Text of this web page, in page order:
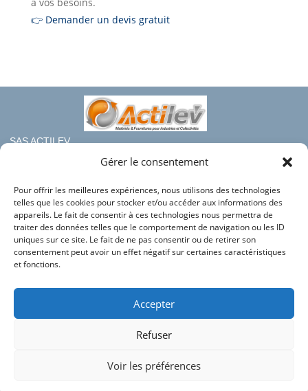
Gérer le consentement
Pour offrir les meilleures expériences, nous utilisons des technologies
telles que les cookies pour stocker et/ou accéder aux informations des
appareils. Le fait de consentir à ces technologies nous permettra de
traiter des données telles que le comportement de navigation ou les ID
uniques sur ce site. Le fait de ne pas consentir ou de retirer son
consentement peut avoir un effet négatif sur certaines caractéristiques
et fonctions.
Accepter
Refuser
Voir les préférences
👉 Demander un devis gratuit
SAS ACTILEV
112 bis rue haute de Crouin
Téléphone : 05.45.36.08.19
Mail : contact@france-rayonnage.fr
Nos autres sites du groupe :
Actilev
Bac en Plastique
Conditions générales de vente